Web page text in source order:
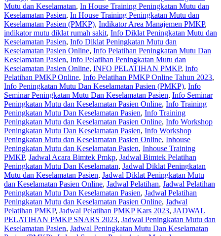
Mutu dan Keselamatan, In House Training Peningkatan Mutu dan
Keselamatan Pasien, In House Training Peningkatan Mutu dan
Keselamatan Pasien (PMKP), Indikator Area Manajemen PMKP,
indikator mutu diklat rumah sakit, Info Diklat Peningkatan Mutu dan
Keselamatan Pasien, Info Diklat Peningkatan Mutu dan
Keselamatan Pasien Online, Info Pelatihan Peningkatan Mutu Dan
Keselamatan Pasien, Info Pelatihan Peningkatan Mutu dan
Keselamatan Pasien Online, INFO PELATIHAN PMKP, Info
Pelatihan PMKP Online, Info Pelatihan PMKP Online Tahun 2023,
Info Peningkatan Mutu Dan Keselamatan Pasien (PMKP), Info
Seminar Peningkatan Mutu Dan Keselamatan Pasien, Info Seminar
Peningkatan Mutu dan Keselamatan Pasien Online, Info Training
Peningkatan Mutu Dan Keselamatan Pasien, Info Training
Peningkatan Mutu dan Keselamatan Pasien Online, Info Workshop
Peningkatan Mutu Dan Keselamatan Pasien, Info Workshop
Peningkatan Mutu dan Keselamatan Pasien Online, Inhouse
Peningkatan Mutu dan Keselamatan Pasien, Inhouse Training
PMKP, Jadwal Acara Bimtek Pmkp, Jadwal Bimtek Pelatihan
Peningkatan Mutu Dan Keselamatan, Jadwal Diklat Peningkatan
Mutu dan Keselamatan Pasien, Jadwal Diklat Peningkatan Mutu
dan Keselamatan Pasien Online, Jadwal Pelatihan, Jadwal Pelatihan
Peningkatan Mutu Dan Keselamatan Pasien, Jadwal Pelatihan
Peningkatan Mutu dan Keselamatan Pasien Online, Jadwal
Pelatihan PMKP, Jadwal Pelatihan PMKP Kars 2023, JADWAL
PELATIHAN PMKP SNARS 2023, Jadwal Peningkatan Mutu dan
Keselamatan Pasien, Jadwal Peningkatan Mutu Dan Keselamatan